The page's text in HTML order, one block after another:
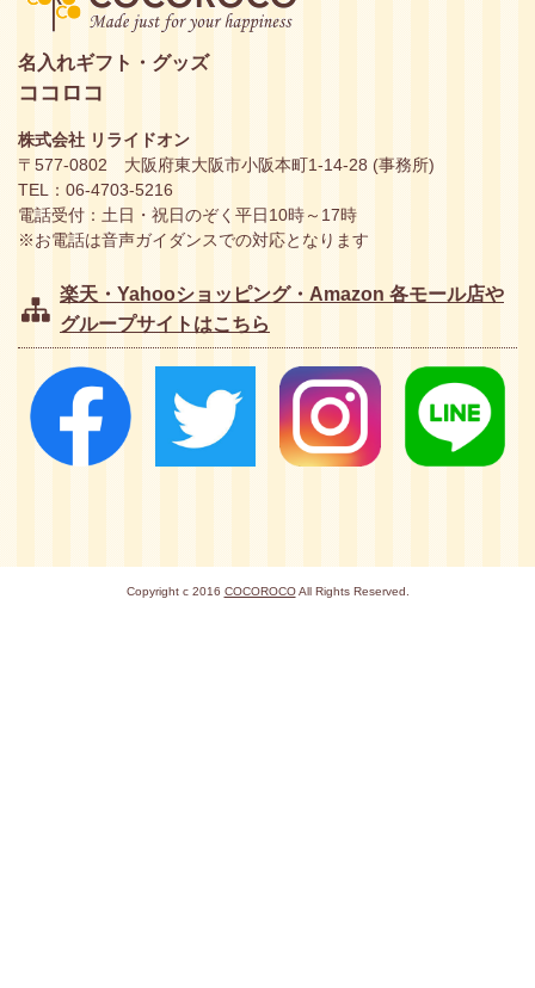
名入れギフト・グッズ
ココロコ
株式会社 リライドオン
〒577-0802 大阪府東大阪市小阪本町1-14-28 (事務所)
TEL：06-4703-5216
電話受付：土日・祝日のぞく平日10時～17時
※お電話は音声ガイダンスでの対応となります
楽天・Yahooショッピング・Amazon 各モール店や
グループサイトはこちら
Copyright c 2016 COCOROCOAll Rights Reserved.